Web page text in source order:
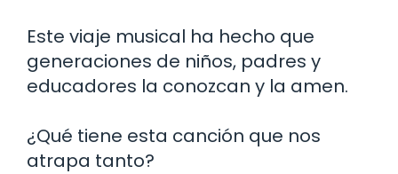
Este viaje musical ha hecho que
generaciones de niños, padres y
educadores la conozcan y la amen.
¿Qué tiene esta canción que nos
atrapa tanto?